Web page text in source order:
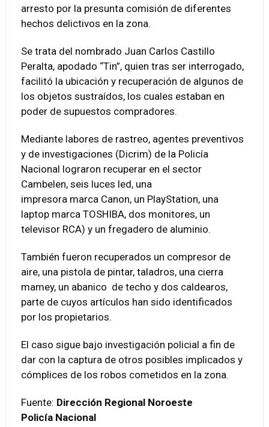
arresto por la presunta comisión de diferentes
hechos delictivos en la zona.
Se trata del nombrado Juan Carlos Castillo
Peralta, apodado “Tin”, quien tras ser interrogado,
facilitó la ubicación y recuperación de algunos de
los objetos sustraídos, los cuales estaban en
poder de supuestos compradores.
Mediante labores de rastreo, agentes preventivos
y de investigaciones (Dicrim) de la Policía
Nacional lograron recuperar en el sector
Cambelen, seis luces led, una
impresora marca Canon, un PlayStation, una
laptop marca TOSHIBA, dos monitores, un
televisor RCA) y un fregadero de aluminio.
También fueron recuperados un compresor de
aire, una pistola de pintar, taladros, una cierra
mamey, un abanico de techo y dos caldearos,
parte de cuyos artículos han sido identificados
por los propietarios.
El caso sigue bajo investigación policial a fin de
dar con la captura de otros posibles implicados y
cómplices de los robos cometidos en la zona.
Fuente: Dirección Regional Noroeste
Policía Nacional